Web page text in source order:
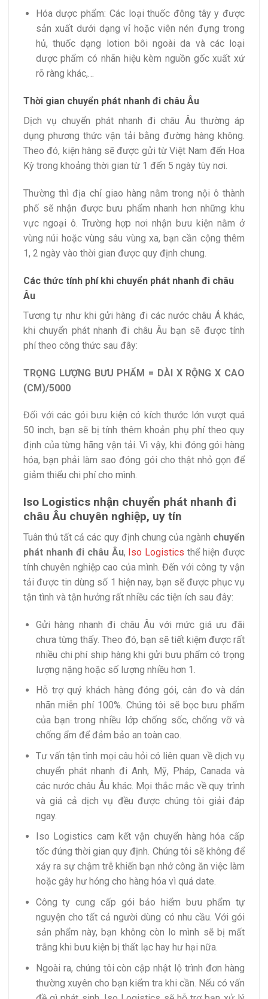
Hóa dược phẩm: Các loại thuốc đông tây y được
sản xuất dưới dạng vỉ hoặc viên nén đựng trong
hủ, thuốc dạng lotion bôi ngoài da và các loại
dược phẩm có nhãn hiệu kèm nguồn gốc xuất xứ
rõ ràng khác,…
Thời gian chuyển phát nhanh đi châu Âu
Dịch vụ chuyển phát nhanh đi châu Âu thường áp
dụng phương thức vận tải bằng đường hàng không.
Theo đó, kiện hàng sẽ được gửi từ Việt Nam đến Hoa
Kỳ trong khoảng thời gian từ 1 đến 5 ngày tùy nơi.
Thường thì địa chỉ giao hàng nằm trong nội ô thành
phố sẽ nhận được bưu phẩm nhanh hơn những khu
vực ngoại ô. Trường hợp nơi nhận bưu kiện nằm ở
vùng núi hoặc vùng sâu vùng xa, bạn cần cộng thêm
1, 2 ngày vào thời gian được quy định chung.
Các thức tính phí khi chuyển phát nhanh đi châu
Âu
Tương tự như khi gửi hàng đi các nước châu Á khác,
khi chuyển phát nhanh đi châu Âu bạn sẽ được tính
phí theo công thức sau đây:
TRỌNG LƯỢNG BƯU PHẨM = DÀI X RỘNG X CAO
(CM)/5000
Đối với các gói bưu kiện có kích thước lớn vượt quá
50 inch, bạn sẽ bị tính thêm khoản phụ phí theo quy
định của từng hãng vận tải. Vì vậy, khi đóng gói hàng
hóa, bạn phải làm sao đóng gói cho thật nhỏ gọn để
giảm thiểu chi phí cho mình.
Iso Logistics nhận chuyển phát nhanh đi
châu Âu chuyên nghiệp, uy tín
Tuân thủ tất cả các quy định chung của ngành chuyển
phát nhanh đi châu Âu, Iso Logistics thể hiện được
tính chuyên nghiệp cao của mình. Đến với công ty vận
tải được tin dùng số 1 hiện nay, bạn sẽ được phục vụ
tận tình và tận hưởng rất nhiều các tiện ích sau đây:
Gửi hàng nhanh đi châu Âu với mức giá ưu đãi
chưa từng thấy. Theo đó, bạn sẽ tiết kiệm được rất
nhiều chi phí ship hàng khi gửi bưu phẩm có trọng
lượng nặng hoặc số lượng nhiều hơn 1.
Hỗ trợ quý khách hàng đóng gói, cân đo và dán
nhãn miễn phí 100%. Chúng tôi sẽ bọc bưu phẩm
của bạn trong nhiều lớp chống sốc, chống vỡ và
chống ẩm để đảm bảo an toàn cao.
Tư vấn tận tình mọi câu hỏi có liên quan về dịch vụ
chuyển phát nhanh đi Anh, Mỹ, Pháp, Canada và
các nước châu Âu khác. Mọi thắc mắc về quy trình
và giá cả dịch vụ đều được chúng tôi giải đáp
ngay.
Iso Logistics cam kết vận chuyển hàng hóa cấp
tốc đúng thời gian quy định. Chúng tôi sẽ không để
xảy ra sự chậm trễ khiến bạn nhở công ăn việc làm
hoặc gây hư hỏng cho hàng hóa vì quá date.
Công ty cung cấp gói bảo hiểm bưu phẩm tự
nguyện cho tất cả người dùng có nhu cầu. Với gói
sản phẩm này, bạn không còn lo mình sẽ bị mất
trắng khi bưu kiện bị thất lạc hay hư hại nữa.
Ngoài ra, chúng tôi còn cập nhật lộ trình đơn hàng
thường xuyên cho bạn kiểm tra khi cần. Nếu có vấn